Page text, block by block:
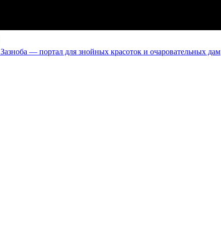
Зазноба — портал для знойных красоток и очаровательных дам